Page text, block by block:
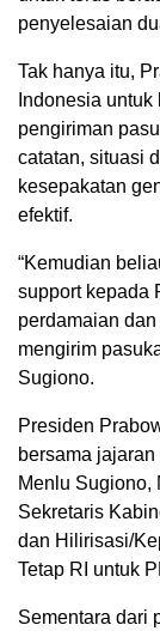
penyelesaian
Tak hanya itu,
Indonesia
pengiriman
catatan, situasi
kesepakatan
efektif.
“Kemudian
support kepada
perdamaian
mengirim
Sugiono.
Presiden
bersama
Menlu Sugiono,
Sekretaris
dan Hilirisasi/
Tetap RI untuk
Sementara dari